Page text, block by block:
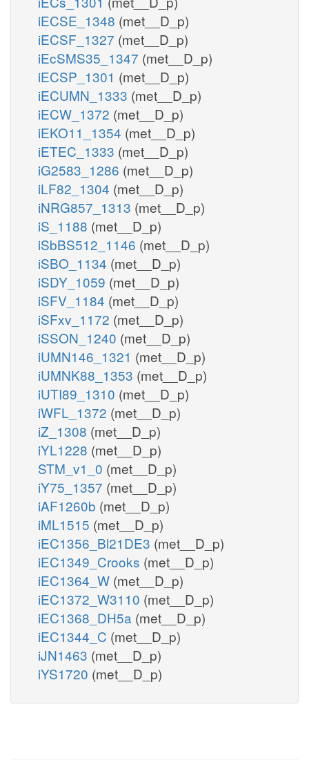
iECSE_1348 (met__D_p)
iECSF_1327 (met__D_p)
iEcSMS35_1347 (met__D_p)
iECSP_1301 (met__D_p)
iECUMN_1333 (met__D_p)
iECW_1372 (met__D_p)
iEKO11_1354 (met__D_p)
iETEC_1333 (met__D_p)
iG2583_1286 (met__D_p)
iLF82_1304 (met__D_p)
iNRG857_1313 (met__D_p)
iS_1188 (met__D_p)
iSbBS512_1146 (met__D_p)
iSBO_1134 (met__D_p)
iSDY_1059 (met__D_p)
iSFV_1184 (met__D_p)
iSFxv_1172 (met__D_p)
iSSON_1240 (met__D_p)
iUMN146_1321 (met__D_p)
iUMNK88_1353 (met__D_p)
iUTI89_1310 (met__D_p)
iWFL_1372 (met__D_p)
iZ_1308 (met__D_p)
iYL1228 (met__D_p)
STM_v1_0 (met__D_p)
iY75_1357 (met__D_p)
iAF1260b (met__D_p)
iML1515 (met__D_p)
iEC1356_Bl21DE3 (met__D_p)
iEC1349_Crooks (met__D_p)
iEC1364_W (met__D_p)
iEC1372_W3110 (met__D_p)
iEC1368_DH5a (met__D_p)
iEC1344_C (met__D_p)
iJN1463 (met__D_p)
iYS1720 (met__D_p)